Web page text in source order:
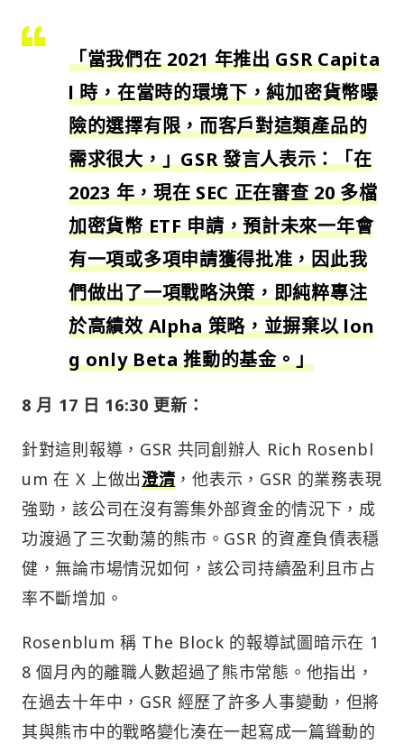
「當我們在 2021 年推出 GSR Capita
l 時，在當時的環境下，純加密貨幣曝
險的選擇有限，而客戶對這類產品的
需求很大，」GSR 發言人表示：「在
2023 年，現在 SEC 正在審查 20 多檔
加密貨幣 ETF 申請，預計未來一年會
有一項或多項申請獲得批准，因此我
們做出了一項戰略決策，即純粹專注
於高績效 Alpha 策略，並摒棄以 lon
g only Beta 推動的基金。」
8 月 17 日 16:30 更新：
針對這則報導，GSR 共同創辦人 Rich Rosenbl
um 在 X 上做出澄清 ，他表示，GSR 的業務表現
強勁，該公司在沒有籌集外部資金的情況下，成
功渡過了三次動蕩的熊市。GSR 的資產負債表穩
健，無論市場情況如何，該公司持續盈利且市占
率不斷增加。
Rosenblum 稱 The Block 的報導試圖暗示在 1
8 個月內的離職人數超過了熊市常態。他指出，
在過去十年中，GSR 經歷了許多人事變動，但將
其與熊市中的戰略變化湊在一起寫成一篇聳動的